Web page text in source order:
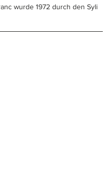
wurde 1972 durch den Syli